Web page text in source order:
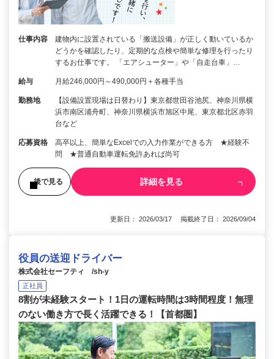
仕事内容
建物内に設置されている「搬送設備」が正しく動いているか
どうかを確認したり、定期的な点検や簡単な修理を行ったり
するお仕事です。 「エアシューター」や「自走台車」…
給与 月給246,000円～490,000円＋各種手当
勤務地
【設備設置現場は日替わり】東京都世田谷池尻、神奈川県横
浜市南区浦舟町、神奈川県横浜市旭区中尾、東京都北区赤羽
台など
応募資格
高卒以上、簡単なExcelでの入力作業ができる方 ★経験不
問 ★普通自動車運転免許あれば尚可
後で見る 詳細を見る
更新日： 2026/03/17 掲載終了日： 2026/09/04
役員の送迎ドライバー
株式会社セーフティ /sh-y
正社員
8割が未経験スタート！1日の運転時間は3時間程度！無理
のない働き方で長く活躍できる！【首都圏】